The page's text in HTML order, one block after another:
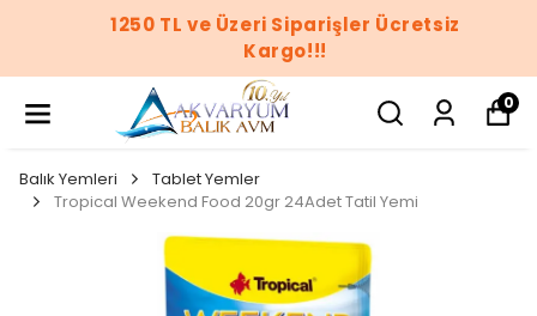
1250 TL ve Üzeri Siparişler Ücretsiz
Kargo!!!
0
Balık Yemleri
Tablet Yemler
Tropical Weekend Food 20gr 24Adet Tatil Yemi